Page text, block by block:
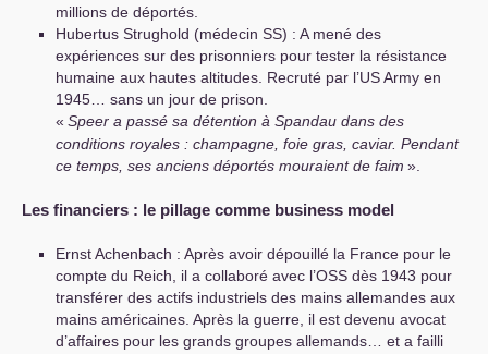
millions de déportés.
Hubertus Strughold (médecin SS) : A mené des
expériences sur des prisonniers pour tester la résistance
humaine aux hautes altitudes. Recruté par l’USArmy en
1945… sans un jour de prison.
« Speer a passé sa détention à Spandau dans des
conditions royales : champagne, foie gras, caviar. Pendant
ce temps, ses anciens déportés mouraient de faim ».
Les financiers : le pillage comme business model
Ernst Achenbach : Après avoir dépouillé la France pour le
compte du Reich, il a collaboré avec l’OSS dès 1943 pour
transférer des actifs industriels des mains allemandes aux
mains américaines. Après la guerre, il est devenu avocat
d’affaires pour les grands groupes allemands… et a failli